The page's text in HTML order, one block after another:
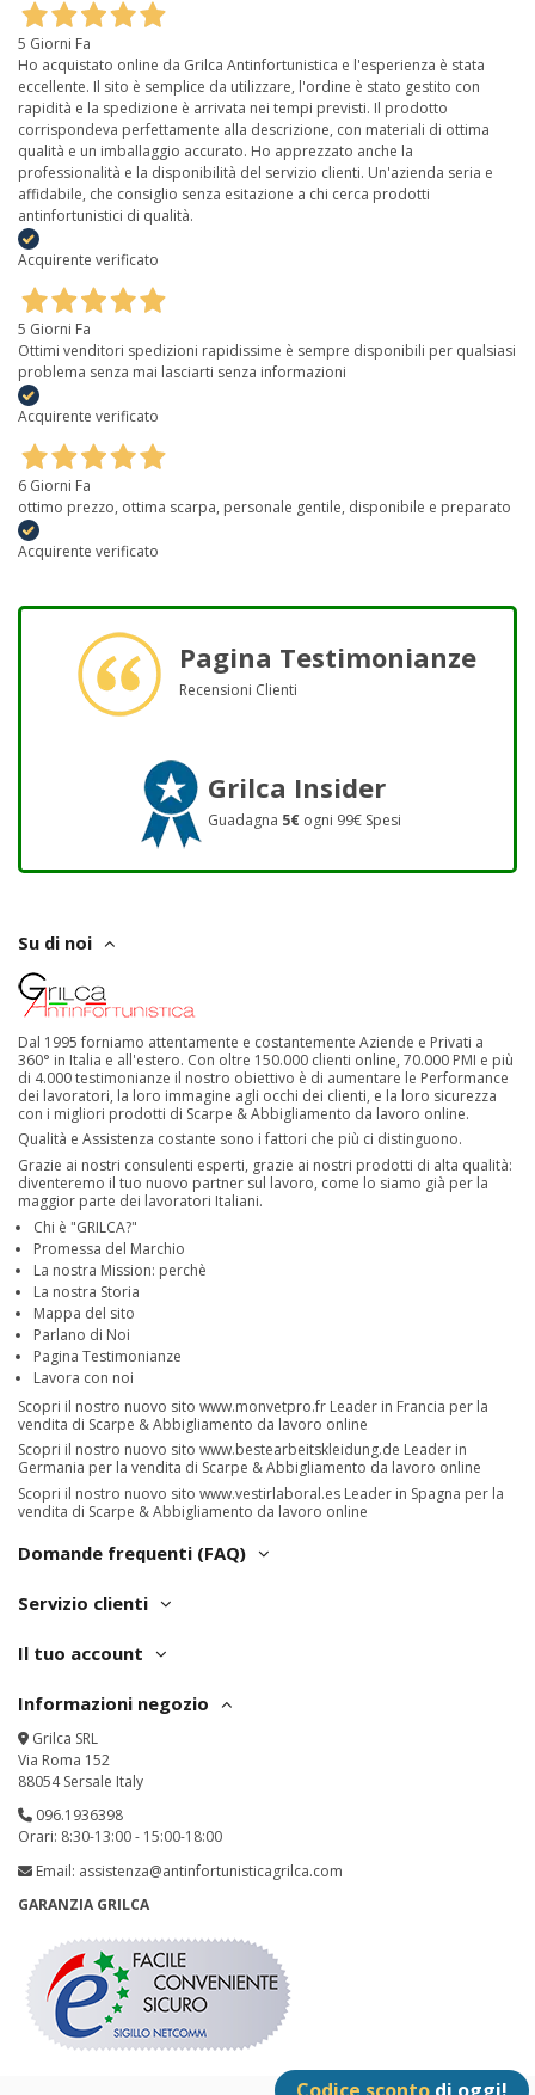
5 Giorni Fa
Ho acquistato online da Grilca Antinfortunistica e l'esperienza è stata
eccellente. Il sito è semplice da utilizzare, l'ordine è stato gestito con
rapidità e la spedizione è arrivata nei tempi previsti. Il prodotto
corrispondeva perfettamente alla descrizione, con materiali di ottima
qualità e un imballaggio accurato. Ho apprezzato anche la
professionalità e la disponibilità del servizio clienti. Un'azienda seria e
affidabile, che consiglio senza esitazione a chi cerca prodotti
antinfortunistici di qualità.
Acquirente verificato
5 Giorni Fa
Ottimi venditori spedizioni rapidissime è sempre disponibili per qualsiasi
problema senza mai lasciarti senza informazioni
Acquirente verificato
6 Giorni Fa
ottimo prezzo, ottima scarpa, personale gentile, disponibile e preparato
Acquirente verificato
Pagina Testimonianze
Recensioni Clienti
Grilca Insider
Guadagna 5€ ogni 99€ Spesi
Su di noi
Dal 1995 forniamo attentamente e costantemente Aziende e Privati a
360° in Italia e all'estero. Con oltre 150.000 clienti online, 70.000 PMI e più
di 4.000 testimonianze il nostro obiettivo è di aumentare le Performance
dei lavoratori, la loro immagine agli occhi dei clienti, e la loro sicurezza
con i migliori prodotti di Scarpe & Abbigliamento da lavoro online.
Qualità e Assistenza costante sono i fattori che più ci distinguono.
Grazie ai nostri consulenti esperti, grazie ai nostri prodotti di alta qualità:
diventeremo il tuo nuovo partner sul lavoro, come lo siamo già per la
maggior parte dei lavoratori Italiani.
Chi è "GRILCA?"
Promessa del Marchio
La nostra Mission: perchè
La nostra Storia
Mappa del sito
Parlano di Noi
Pagina Testimonianze
Lavora con noi
Scopri il nostro nuovo sito www.monvetpro.fr Leader in Francia per la
vendita di Scarpe & Abbigliamento da lavoro online
Scopri il nostro nuovo sito www.bestearbeitskleidung.de Leader in
Germania per la vendita di Scarpe & Abbigliamento da lavoro online
Scopri il nostro nuovo sito www.vestirlaboral.es Leader in Spagna per la
vendita di Scarpe & Abbigliamento da lavoro online
Domande frequenti (FAQ)
Servizio clienti
Il tuo account
Informazioni negozio
Grilca SRL
Via Roma 152
88054 Sersale Italy
096.1936398
Orari: 8:30-13:00 - 15:00-18:00
Email: assistenza@antinfortunisticagrilca.com
GARANZIA GRILCA